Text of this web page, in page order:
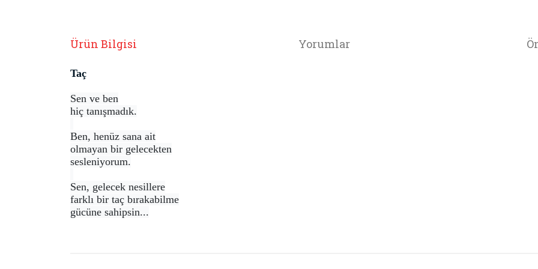
Ürün Bilgisi Yorumlar
Taç
Sen ve ben
hiç tanışmadık.
Ben, henüz sana ait
olmayan bir gelecekten
sesleniyorum.
Sen, gelecek nesillere
farklı bir taç bırakabilme
gücüne sahipsin...